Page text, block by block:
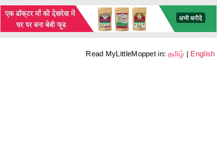
Read MyLittleMoppet in: தமிழ் | English